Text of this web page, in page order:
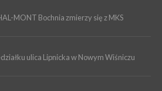
Komitet Ochrony Ładu
To odpowiedź na działania
MONT Bochnia zmierzy się z MKS
ulica Lipnicka w Nowym Wiśniczu